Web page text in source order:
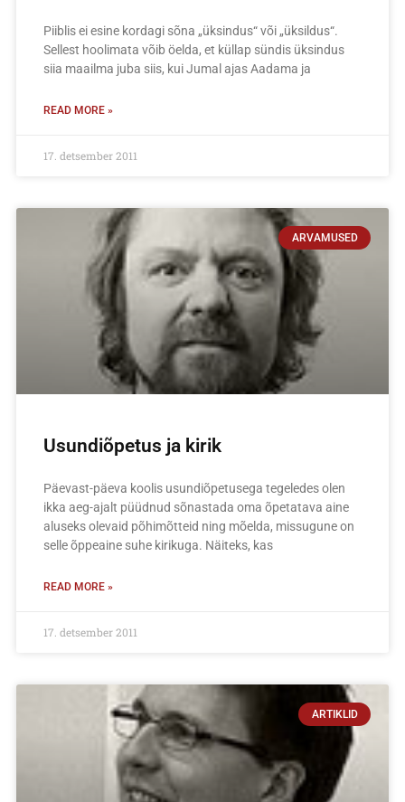
Piiblis ei esine kordagi sõna „üksindus“ või „üksildus“.
Sellest hoolimata võib öelda, et küllap sündis üksindus
siia maailma juba siis, kui Jumal ajas Aadama ja
READ MORE »
17. detsember 2011
ARVAMUSED
Usundiõpetus ja kirik
Päevast-päeva koolis usundiõpetusega tegeledes olen
ikka aeg-ajalt püüdnud sõnastada oma õpetatava aine
aluseks olevaid põhimõtteid ning mõelda, missugune on
selle õppeaine suhe kirikuga. Näiteks, kas
READ MORE »
17. detsember 2011
ARTIKLID